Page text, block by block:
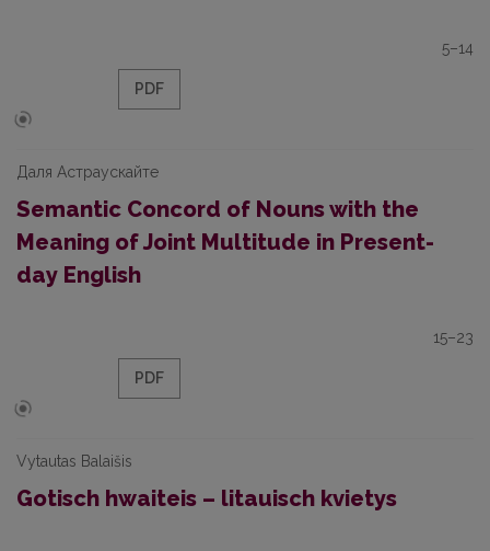
5–14
PDF
Даля Астраускайте
Semantic Concord of Nouns with the
Meaning of Joint Multitude in Present-
day English
15–23
PDF
Vytautas Balaišis
Gotisch hwaiteis – litauisch kvietys